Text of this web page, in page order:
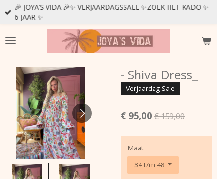
Ga
direct
de
🎉 JOYA’S VIDA 🎉✨ VERJAARDAGSSALE ✨ZOEK HET KADO ✨
6 JAAR ✨
- Shiva Dress_
Verjaardag Sale
€ 95,00 € 159,00
Maat